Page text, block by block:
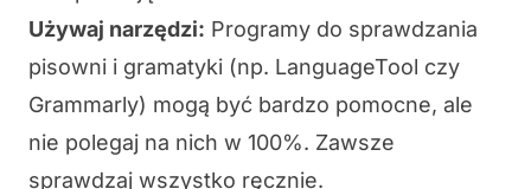
Używaj narzędzi: Programy do sprawdzania
pisowni i gramatyki (np. LanguageTool czy
Grammarly) mogą być bardzo pomocne, ale
nie polegaj na nich w 100%. Zawsze
sprawdzaj wszystko ręcznie.